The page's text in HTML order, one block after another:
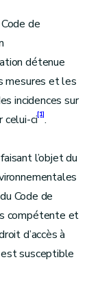
de
détenue
mesures et les
incidences sur
celui-ci[1].
l’objet du
Code de
compétente et
d’accès à
est susceptible